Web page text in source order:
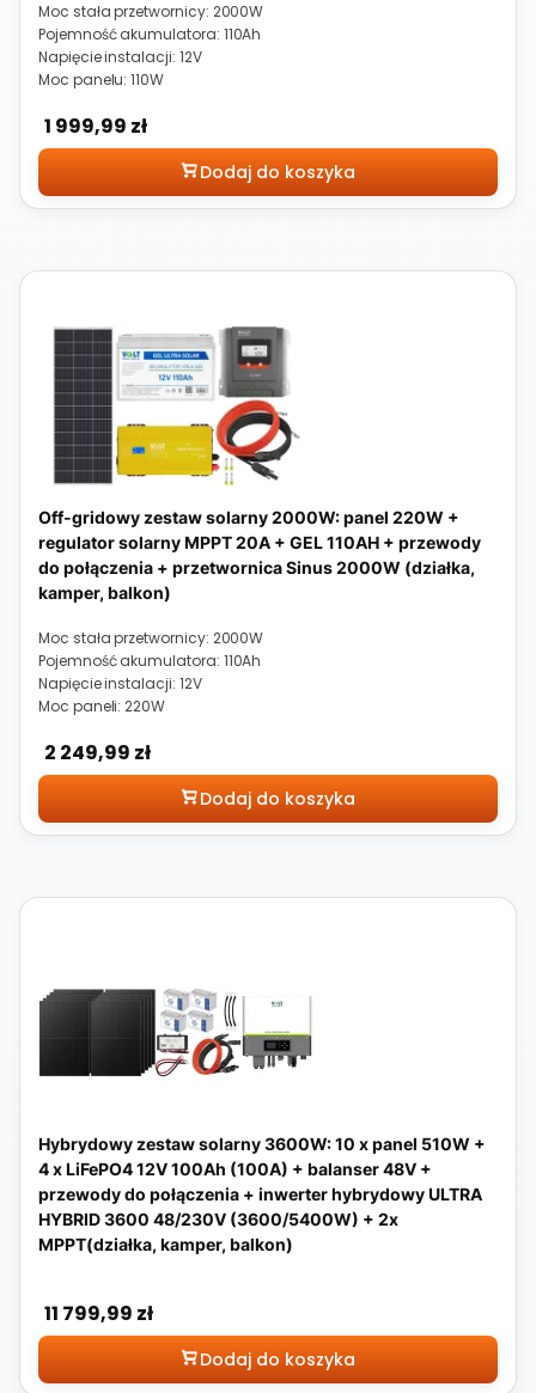
Moc stała przetwornicy: 2000W
Pojemność akumulatora: 110Ah
Napięcie instalacji: 12V
Moc panelu: 110W
Cena
1 999,99 zł
Dodaj do koszyka
Off-gridowy zestaw solarny 2000W: panel 220W +
regulator solarny MPPT 20A + GEL 110AH + przewody
do połączenia + przetwornica Sinus 2000W (działka,
kamper, balkon)
Moc stała przetwornicy: 2000W
Pojemność akumulatora: 110Ah
Napięcie instalacji: 12V
Moc paneli: 220W
Cena
2 249,99 zł
Dodaj do koszyka
Hybrydowy zestaw solarny 3600W: 10 x panel 510W +
4 x LiFePO4 12V 100Ah (100A) + balanser 48V +
przewody do połączenia + inwerter hybrydowy ULTRA
HYBRID 3600 48/230V (3600/5400W) + 2x
MPPT(działka, kamper, balkon)
Cena
11 799,99 zł
Dodaj do koszyka